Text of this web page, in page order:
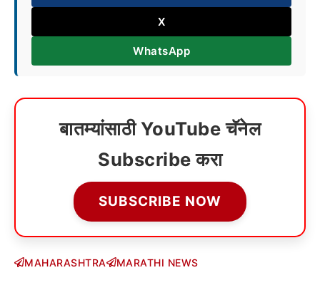
X
WhatsApp
बातम्यांसाठी YouTube चॅनेल
Subscribe करा
SUBSCRIBE NOW
MAHARASHTRA MARATHI NEWS